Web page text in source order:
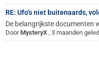
RE: Ufo’s niet buitenaards,
De belangrijkste documenten
DoorMysteryX , 3 maanden